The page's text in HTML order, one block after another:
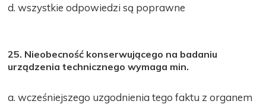
d. wszystkie odpowiedzi są poprawne
25. Nieobecność konserwującego na badaniu
urządzenia technicznego wymaga min.
a. wcześniejszego uzgodnienia tego faktu z organem